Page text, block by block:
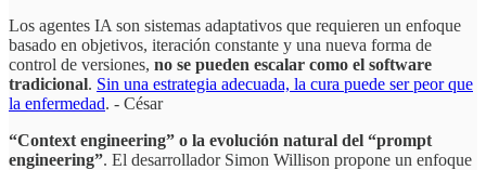
Los agentes IA son sistemas adaptativos que requieren un enfoque
basado en objetivos, iteración constante y una nueva forma de
control de versiones, no se pueden escalar como el software
tradicional. Sin una estrategia adecuada, la cura puede ser peor que
la enfermedad. - César
“Context engineering” o la evolución natural del “prompt
engineering”. El desarrollador Simon Willison propone un enfoque